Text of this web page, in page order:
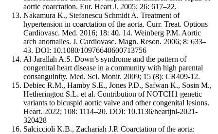
aortic coarctation. Eur. Heart J. 2005; 26: 617–22.
Nakamura K., Stefanescu Schmidt A. Treatment of
hypertension in coarctation of the aorta. Curr. Treat. Options
Cardiovasc. Med. 2016; 18: 40. 14. Weinberg P.M. Aortic
arch anomalies. J. Cardiovasc. Magn. Reson. 2006; 8: 633–
43. DOI: 10.1080/10976640600713756
Al-Jarallah A.S. Down’s syndrome and the pattern of
congenital heart disease in a community with high parental
consanguinity. Med. Sci. Monit. 2009; 15 (8): CR409-12.
Debiec R.M., Hamby S.E., Jones P.D., Safwan K., Sosin M.,
Hetherington S.L. et al. Contribution of NOTCH1 genetic
variants to bicuspid aortic valve and other congenital lesions.
Heart. 2022; 108: 1114–20. DOI: 10.1136/heartjnl-2021-
320428
Salciccioli K.B., Zachariah J.P. Coarctation of the aorta: